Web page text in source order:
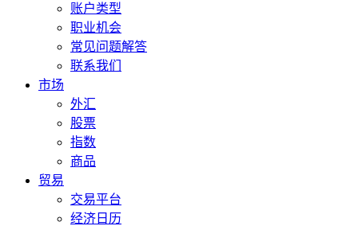
账户类型
职业机会
常见问题解答
联系我们
市场
外汇
股票
指数
商品
贸易
交易平台
经济日历